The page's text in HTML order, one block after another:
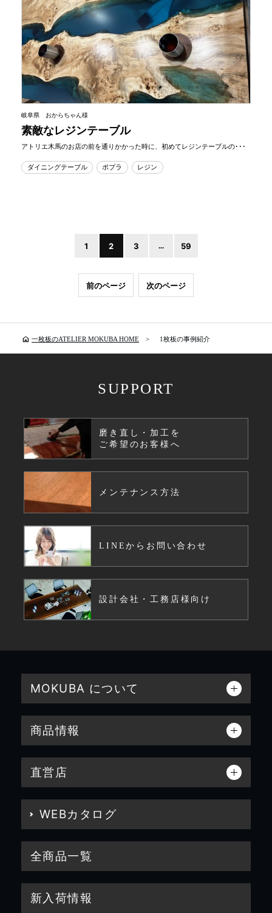
岐阜県 おからちゃん様
素敵なレジンテーブル
アトリエ木馬のお店の前を通りかかった時に、初めてレジンテーブルの･･･
ダイニングテーブル ポプラ レジン
前のページ
1 2 3 ... 59
次のページ
home 一枚板のATELIER MOKUBA HOME 1枚板の事例紹介
SUPPORT
磨き直し・加工を
ご希望のお客様へ
メンテナンス方法
LINEからお問い合わせ
設計会社・工務店様向け
MOKUBA について
商品情報
直営店
WEBカタログ
全商品一覧
新入荷情報